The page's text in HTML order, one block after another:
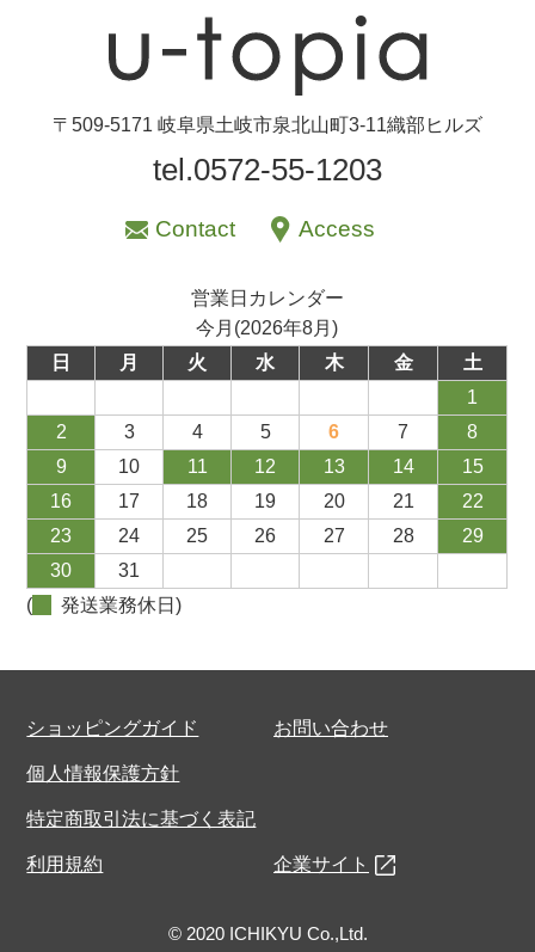
〒509-5171 岐阜県土岐市泉北山町3-11織部ヒルズ
tel.0572-55-1203
Contact Access
営業日カレンダー
今月(2026年8月)
日
月 火 水 木 金
土
1
2
3 4 5 6 7
8
9
10 11 12 13 14
15
16
17 18 19 20 21
22
23
24 25 26 27 28
29
30
31
(
発送業務休日)
ショッピングガイド お問い合わせ
個人情報保護方針
特定商取引法に基づく表記
利用規約 企業サイト
© 2020 ICHIKYU Co.,Ltd.